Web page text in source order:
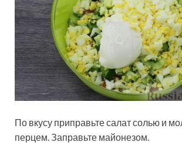
По вкусу приправьте салат солью и
перцем. Заправьте майонезом.